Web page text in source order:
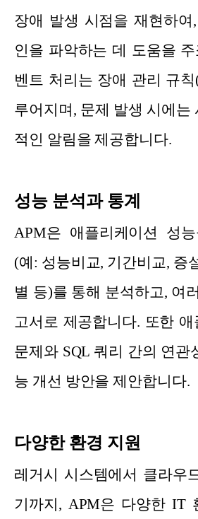
장애 발생 시점을 재현하여
인을 파악하는 데 도움을
벤트 처리는 장애 관리 규
루어지며, 문제 발생 시에는
적인 알림을 제공합니다.
성능 분석과 통계
APM은 애플리케이션 성
(예: 성능비교, 기간비교, 증
별 등)를 통해 분석하고, 여
고서로 제공합니다. 또한
문제와 SQL 쿼리 간의 연관
능 개선 방안을 제안합니다.
다양한 환경 지원
레거시 시스템에서 클라우
기까지, APM은 다양한 IT